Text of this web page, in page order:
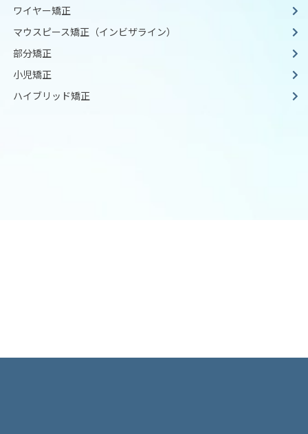
ワイヤー矯正
マウスピース矯正（インビザライン）
部分矯正
小児矯正
ハイブリッド矯正